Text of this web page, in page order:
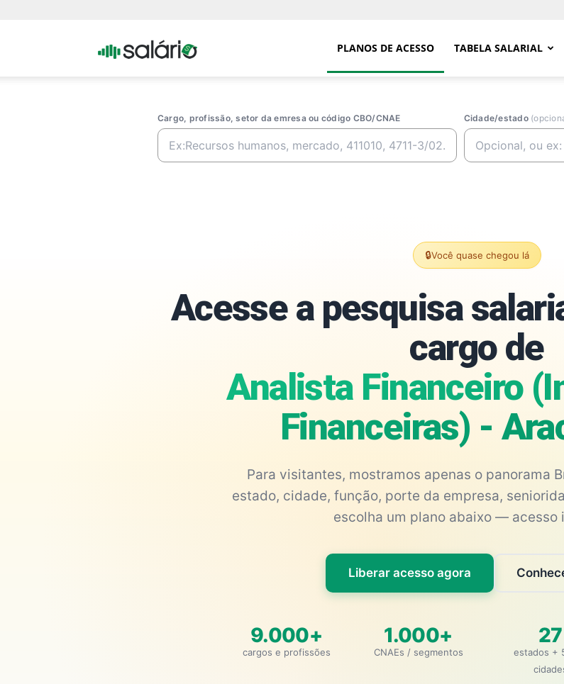
Portal PLANOS DE ACESSO TABELA SALARIAL
Cargo, profissão, setor da emresa ou código CBO/CNAE Cidade/estado
🔒Você quase chegou lá
Acesse a pesquisa
cargo de
Analista Financeiro
Financeiras) -
Para visitantes, mostramos apenas o panorama
estado, cidade, função, porte da empresa,
escolha um plano abaixo — acesso
Liberar acesso agora
9.000+
cargos e profissões
1.000+
CNAEs / segmentos
27
estados +